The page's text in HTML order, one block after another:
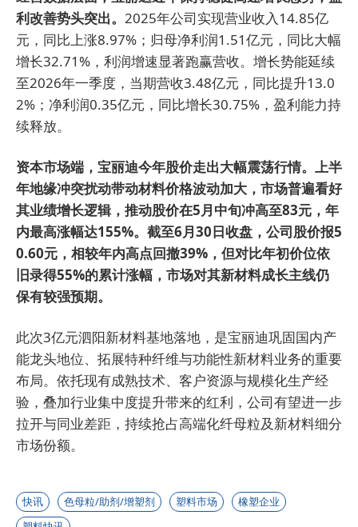
利改善势头突出。 2025年公司实现营业收入14.85亿
元，同比上涨8.97%；归母净利润1.51亿元，同比大幅
增长32.71%，利润增速显著跑赢营收。增长势能延续
至2026年一季度，当期营收3.48亿元，同比提升13.0
2%；净利润0.35亿元，同比增长30.75%，盈利能力持
续释放。
资本市场端，宝丽迪今年股价走出大幅震荡行情。上半
年地缘冲突扰动带动材料价格波动加大，市场普遍看好
其业绩增长逻辑，推动股价在5月中旬冲高至83元，年
内最高涨幅达155%。截至6月30日收盘，公司股价报5
0.60元，相较年内高点回撤39%，但对比年初价位依
旧录得55%的累计涨幅，市场对其新材料成长主线仍
保有较强预期。
此次3亿元泗阳新材料基地落地，是宝丽迪巩固国内产
能龙头地位、拓展特种纤维与功能性新材料业务的重要
布局。依托现有成熟技术、客户资源与规模化生产经
验，叠加行业集中度提升带来的红利，公司有望进一步
拉开与同业差距，持续抢占高端化纤母粒及新材料细分
市场份额。
快讯 色母粒/助剂/增塑剂 塑料市场
橡塑企业